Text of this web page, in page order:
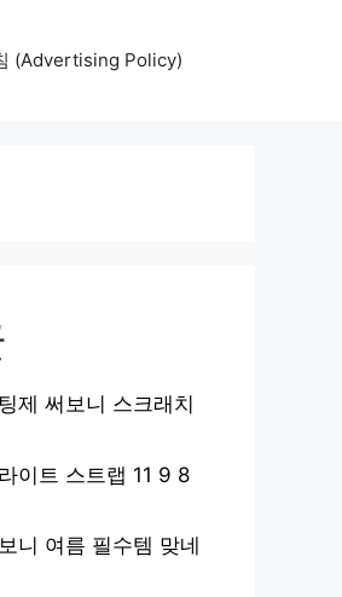
(Advertising Policy)
제 써보니 스크래치
이트 스트랩 11 9 8
니 여름 필수템 맞네